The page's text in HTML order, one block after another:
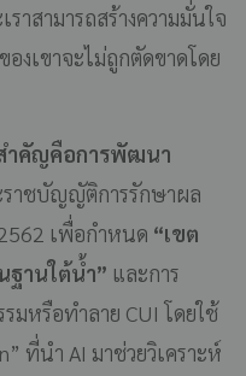
ราสามารถสร้างความมั่นใจ
งเขาจะไม่ถูกตัดขาดโดย
ำคัญคือการพัฒนา
ราชบัญญัติการรักษาผล
เพื่อกำหนด “เขต
ฐานใต้น้ำ” และการ
มหรือทำลาย CUI โดยใช้
ที่นำ AI มาช่วยวิเคราะห์